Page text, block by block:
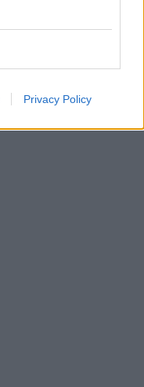
Privacy Policy